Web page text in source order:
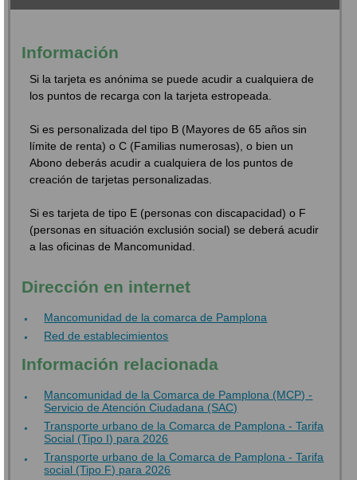
Información
Si la tarjeta es anónima se puede acudir a cualquiera de
los puntos de recarga con la tarjeta estropeada.
Si es personalizada del tipo B (Mayores de 65 años sin
límite de renta) o C (Familias numerosas), o bien un
Abono deberás acudir a cualquiera de los puntos de
creación de tarjetas personalizadas.
Si es tarjeta de tipo E (personas con discapacidad) o F
(personas en situación exclusión social) se deberá acudir
a las oficinas de Mancomunidad.
Dirección en internet
Mancomunidad de la comarca de Pamplona
Red de establecimientos
Información relacionada
Mancomunidad de la Comarca de Pamplona (MCP) -
Servicio de Atención Ciudadana (SAC)
Transporte urbano de la Comarca de Pamplona - Tarifa
Social (Tipo I) para 2026
Transporte urbano de la Comarca de Pamplona - Tarifa
social (Tipo F) para 2026